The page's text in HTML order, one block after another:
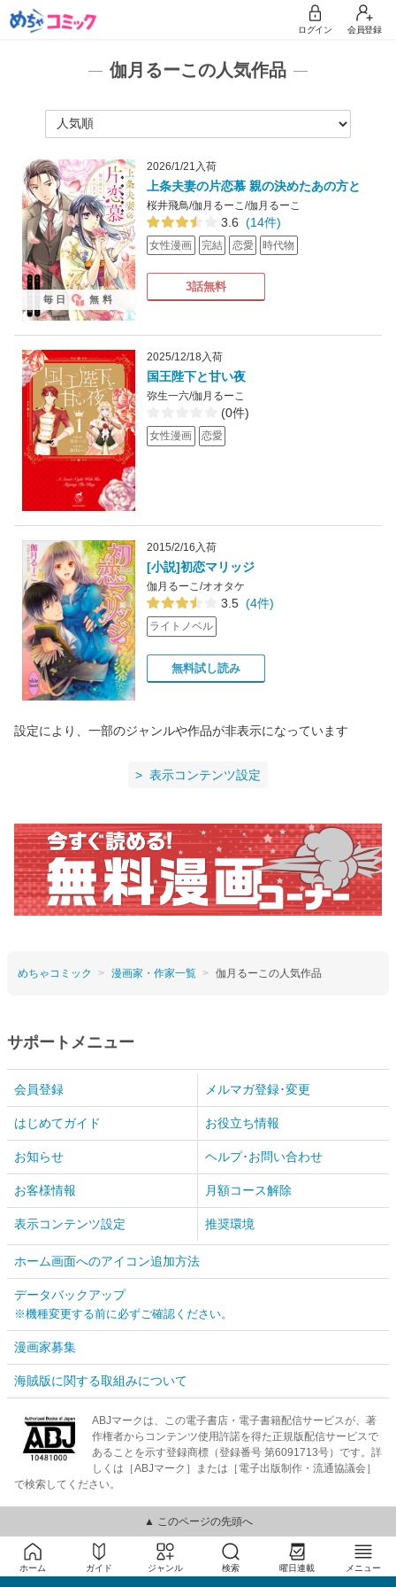
ログイン 会員登録
伽月るーこの人気作品
2026/1/21入荷
上条夫妻の片恋慕 親の決めたあの方と
桜井飛鳥/伽月るーこ/伽月るーこ
3.6 (14件)
女性漫画 完結 恋愛 時代物
3話無料
毎日 無料
2025/12/18入荷
国王陛下と甘い夜
弥生一六/伽月るーこ
(0件)
女性漫画 恋愛
2015/2/16入荷
[小説]初恋マリッジ
伽月るーこ/オオタケ
3.5 (4件)
ライトノベル
無料試し読み
設定により、一部のジャンルや作品が非表示になっています
表示コンテンツ設定
めちゃコミック 漫画家・作家一覧 伽月るーこの人気作品
サポートメニュー
会員登録 メルマガ登録･変更
はじめてガイド お役立ち情報
お知らせ ヘルプ･お問い合わせ
お客様情報 月額コース解除
表示コンテンツ設定 推奨環境
ホーム画面へのアイコン追加方法
データバックアップ
※機種変更する前に必ずご確認ください。
漫画家募集
海賊版に関する取組みについて
ABJマークは、この電子書店・電子書籍配信サービスが、著
作権者からコンテンツ使用許諾を得た正規版配信サービスで
あることを示す登録商標（登録番号 第6091713号）です。詳
しくは［ABJマーク］または［電子出版制作・流通協議会］
で検索してください。
▲ このページの先頭へ
ホーム ガイド ジャンル 検索 曜日連載 メニュー